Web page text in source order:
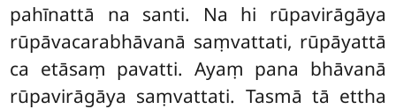
pahīnattā na santi. Na hi rūpavirāgāya
rūpāvacarabhāvanā saṃvattati, rūpāyattā
ca etāsaṃ pavatti. Ayaṃ pana bhāvanā
rūpavirāgāya saṃvattati. Tasmā tā ettha